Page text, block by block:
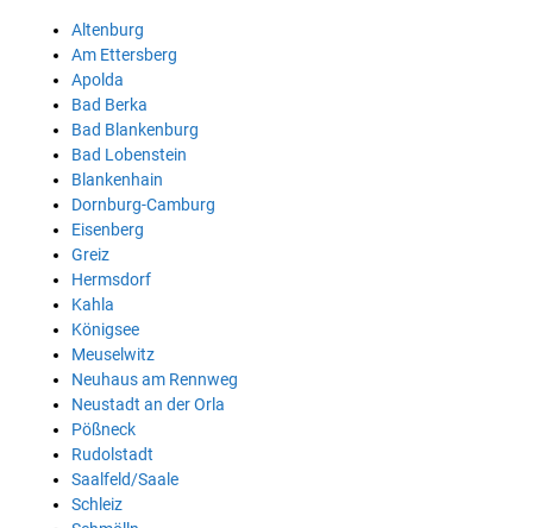
Altenburg
Am Ettersberg
Apolda
Bad Berka
Bad Blankenburg
Bad Lobenstein
Blankenhain
Dornburg-Camburg
Eisenberg
Greiz
Hermsdorf
Kahla
Königsee
Meuselwitz
Neuhaus am Rennweg
Neustadt an der Orla
Pößneck
Rudolstadt
Saalfeld/Saale
Schleiz